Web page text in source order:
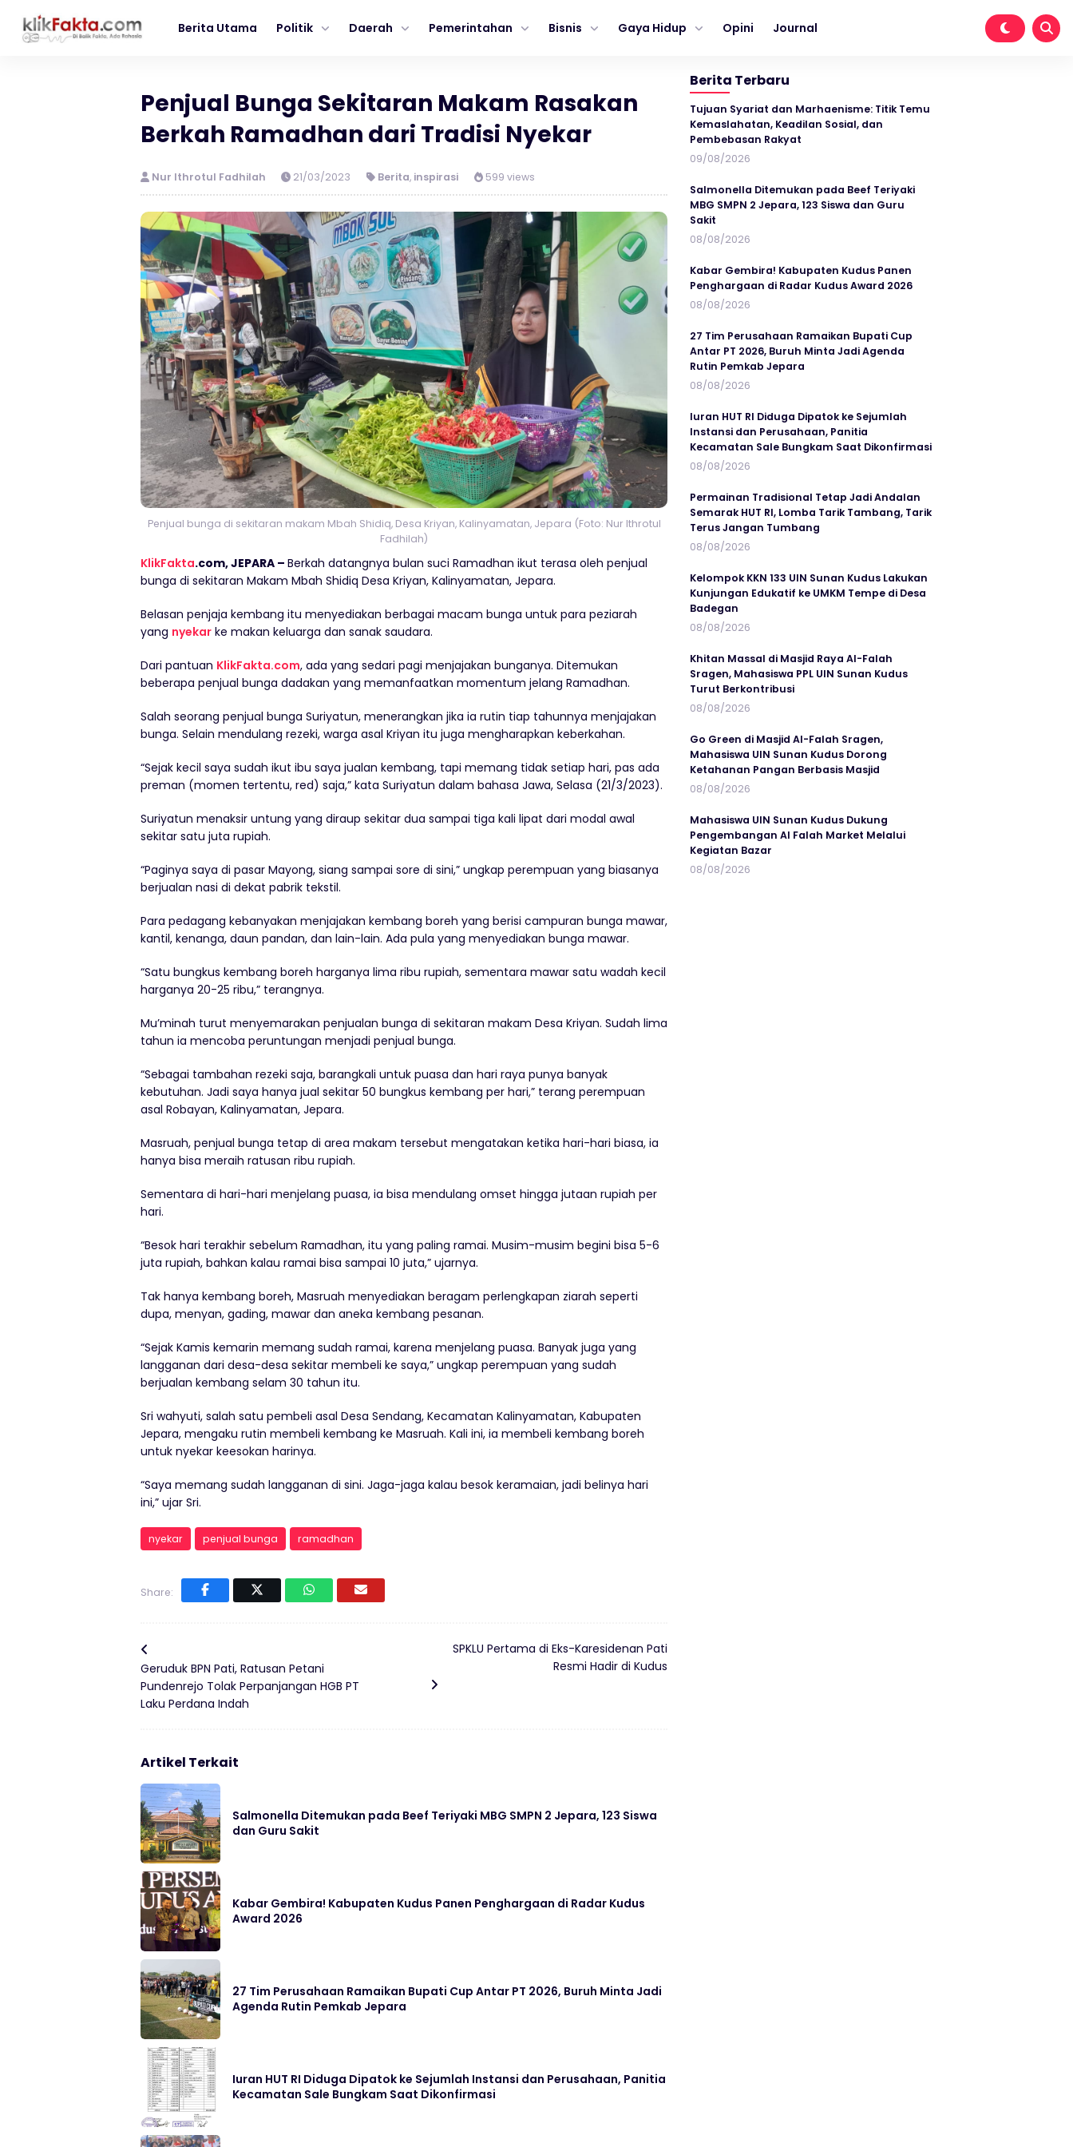
Berita Utama Politik Daerah Pemerintahan Bisnis Gaya Hidup Opini Journal
Penjual Bunga Sekitaran Makam Rasakan
Berkah Ramadhan dari Tradisi Nyekar
Nur Ithrotul Fadhilah 21/03/2023 Berita, inspirasi 599 views
Penjual bunga di sekitaran makam Mbah Shidiq, Desa Kriyan, Kalinyamatan, Jepara (Foto: Nur Ithrotul
Fadhilah)
KlikFakta.com, JEPARA – Berkah datangnya bulan suci Ramadhan ikut terasa oleh penjual
bunga di sekitaran Makam Mbah Shidiq Desa Kriyan, Kalinyamatan, Jepara.
Belasan penjaja kembang itu menyediakan berbagai macam bunga untuk para peziarah
yang nyekar ke makan keluarga dan sanak saudara.
Dari pantuan KlikFakta.com, ada yang sedari pagi menjajakan bunganya. Ditemukan
beberapa penjual bunga dadakan yang memanfaatkan momentum jelang Ramadhan.
Salah seorang penjual bunga Suriyatun, menerangkan jika ia rutin tiap tahunnya menjajakan
bunga. Selain mendulang rezeki, warga asal Kriyan itu juga mengharapkan keberkahan.
“Sejak kecil saya sudah ikut ibu saya jualan kembang, tapi memang tidak setiap hari, pas ada
preman (momen tertentu, red) saja,” kata Suriyatun dalam bahasa Jawa, Selasa (21/3/2023).
Suriyatun menaksir untung yang diraup sekitar dua sampai tiga kali lipat dari modal awal
sekitar satu juta rupiah.
“Paginya saya di pasar Mayong, siang sampai sore di sini,” ungkap perempuan yang biasanya
berjualan nasi di dekat pabrik tekstil.
Para pedagang kebanyakan menjajakan kembang boreh yang berisi campuran bunga mawar,
kantil, kenanga, daun pandan, dan lain-lain. Ada pula yang menyediakan bunga mawar.
“Satu bungkus kembang boreh harganya lima ribu rupiah, sementara mawar satu wadah kecil
harganya 20-25 ribu,” terangnya.
Mu’minah turut menyemarakan penjualan bunga di sekitaran makam Desa Kriyan. Sudah lima
tahun ia mencoba peruntungan menjadi penjual bunga.
“Sebagai tambahan rezeki saja, barangkali untuk puasa dan hari raya punya banyak
kebutuhan. Jadi saya hanya jual sekitar 50 bungkus kembang per hari,” terang perempuan
asal Robayan, Kalinyamatan, Jepara.
Masruah, penjual bunga tetap di area makam tersebut mengatakan ketika hari-hari biasa, ia
hanya bisa meraih ratusan ribu rupiah.
Sementara di hari-hari menjelang puasa, ia bisa mendulang omset hingga jutaan rupiah per
hari.
“Besok hari terakhir sebelum Ramadhan, itu yang paling ramai. Musim-musim begini bisa 5-6
juta rupiah, bahkan kalau ramai bisa sampai 10 juta,” ujarnya.
Tak hanya kembang boreh, Masruah menyediakan beragam perlengkapan ziarah seperti
dupa, menyan, gading, mawar dan aneka kembang pesanan.
“Sejak Kamis kemarin memang sudah ramai, karena menjelang puasa. Banyak juga yang
langganan dari desa-desa sekitar membeli ke saya,” ungkap perempuan yang sudah
berjualan kembang selam 30 tahun itu.
Sri wahyuti, salah satu pembeli asal Desa Sendang, Kecamatan Kalinyamatan, Kabupaten
Jepara, mengaku rutin membeli kembang ke Masruah. Kali ini, ia membeli kembang boreh
untuk nyekar keesokan harinya.
“Saya memang sudah langganan di sini. Jaga-jaga kalau besok keramaian, jadi belinya hari
ini,” ujar Sri.
nyekar penjual bunga ramadhan
Share:
Geruduk BPN Pati, Ratusan Petani
Pundenrejo Tolak Perpanjangan HGB PT
Laku Perdana Indah
SPKLU Pertama di Eks-Karesidenan Pati
Resmi Hadir di Kudus
Artikel Terkait
Salmonella Ditemukan pada Beef Teriyaki MBG SMPN 2 Jepara, 123 Siswa
dan Guru Sakit
Kabar Gembira! Kabupaten Kudus Panen Penghargaan di Radar Kudus
Award 2026
27 Tim Perusahaan Ramaikan Bupati Cup Antar PT 2026, Buruh Minta Jadi
Agenda Rutin Pemkab Jepara
Iuran HUT RI Diduga Dipatok ke Sejumlah Instansi dan Perusahaan, Panitia
Kecamatan Sale Bungkam Saat Dikonfirmasi
Berita Terbaru
Tujuan Syariat dan Marhaenisme: Titik Temu
Kemaslahatan, Keadilan Sosial, dan
Pembebasan Rakyat
09/08/2026
Salmonella Ditemukan pada Beef Teriyaki
MBG SMPN 2 Jepara, 123 Siswa dan Guru
Sakit
08/08/2026
Kabar Gembira! Kabupaten Kudus Panen
Penghargaan di Radar Kudus Award 2026
08/08/2026
27 Tim Perusahaan Ramaikan Bupati Cup
Antar PT 2026, Buruh Minta Jadi Agenda
Rutin Pemkab Jepara
08/08/2026
Iuran HUT RI Diduga Dipatok ke Sejumlah
Instansi dan Perusahaan, Panitia
Kecamatan Sale Bungkam Saat Dikonfirmasi
08/08/2026
Permainan Tradisional Tetap Jadi Andalan
Semarak HUT RI, Lomba Tarik Tambang, Tarik
Terus Jangan Tumbang
08/08/2026
Kelompok KKN 133 UIN Sunan Kudus Lakukan
Kunjungan Edukatif ke UMKM Tempe di Desa
Badegan
08/08/2026
Khitan Massal di Masjid Raya Al-Falah
Sragen, Mahasiswa PPL UIN Sunan Kudus
Turut Berkontribusi
08/08/2026
Go Green di Masjid Al-Falah Sragen,
Mahasiswa UIN Sunan Kudus Dorong
Ketahanan Pangan Berbasis Masjid
08/08/2026
Mahasiswa UIN Sunan Kudus Dukung
Pengembangan Al Falah Market Melalui
Kegiatan Bazar
08/08/2026